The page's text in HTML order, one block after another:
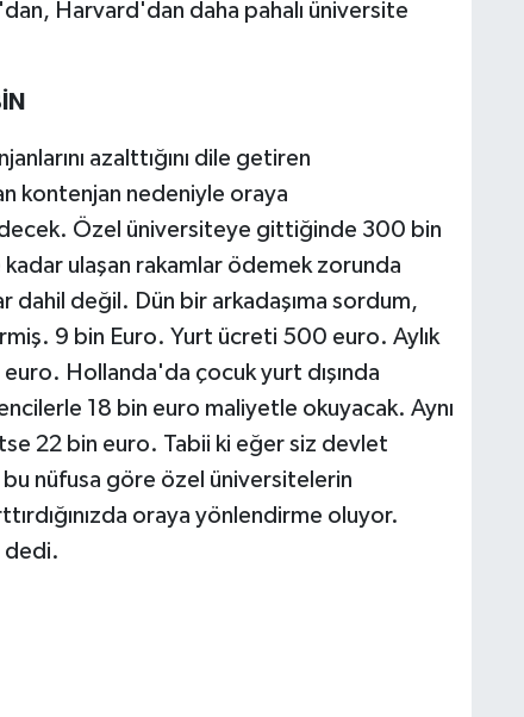
Harvard'dan daha pahalı üniversite
azalttığını dile getiren
kontenjan nedeniyle oraya
Özel üniversiteye gittiğinde 300 bin
kadar ulaşan rakamlar ödemek zorunda
dahil değil. Dün bir arkadaşıma sordum,
9 bin Euro. Yurt ücreti 500 euro. Aylık
Hollanda'da çocuk yurt dışında
18 bin euro maliyetle okuyacak. Aynı
22 bin euro. Tabii ki eğer siz devlet
bu nüfusa göre özel üniversitelerin
oraya yönlendirme oluyor.
dedi.